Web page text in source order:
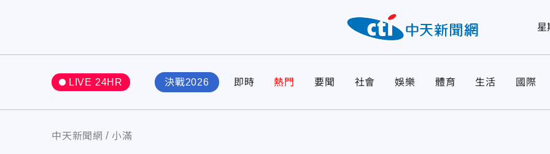
星
LIVE 24HR 決戰2026 即時 熱門 要聞 社會 娛樂 體育 生活 國際
中天新聞網 小滿